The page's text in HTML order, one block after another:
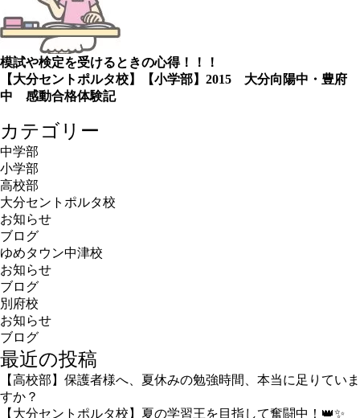
模試や検定を受けるときの心得！！！
【大分セントポルタ校】【小学部】2015 大分向陽中・豊府
中 感動合格体験記
カテゴリー
中学部
小学部
高校部
大分セントポルタ校
お知らせ
ブログ
ゆめタウン中津校
お知らせ
ブログ
別府校
お知らせ
ブログ
最近の投稿
【高校部】保護者様へ、夏休みの勉強時間、本当に足りていま
すか？
【大分セントポルタ校】夏の学習王を目指して奮闘中！👑✨